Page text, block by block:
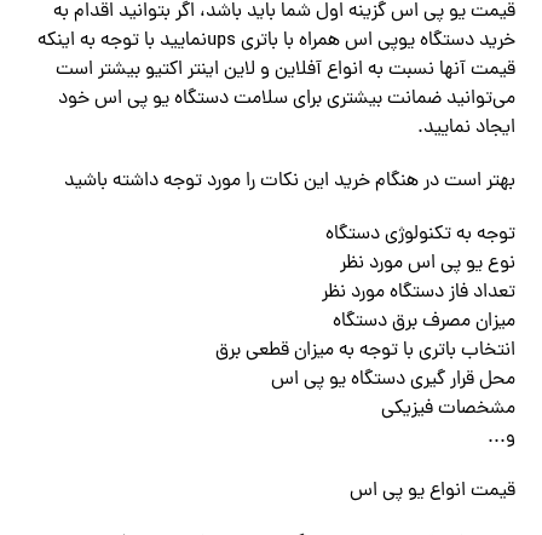
قیمت یو پی اس گزینه اول شما باید باشد، اگر بتوانید اقدام به
خرید دستگاه یوپی اس همراه با‌ ‌‌باتری upsنمایید با توجه به اینکه
قیمت آنها نسبت به انواع آفلاین و لاین اینتر اکتیو بیشتر است‌
می‌توانید ضمانت بیشتری برای سلامت دستگاه یو پی اس خود
ایجاد نمایید.‌ ‌‌
بهتر است در هنگام خرید این نکات را مورد توجه داشته باشید
توجه به تکنولوژی دستگاه
نوع یو پی اس مورد نظر
تعداد فاز دستگاه مورد نظر
میزان مصرف برق دستگاه
انتخاب باتری با توجه به میزان قطعی برق
محل قرار گیری دستگاه یو پی اس
مشخصات فیزیکی
و‌.‌‌..
قیمت انواع یو پی اس